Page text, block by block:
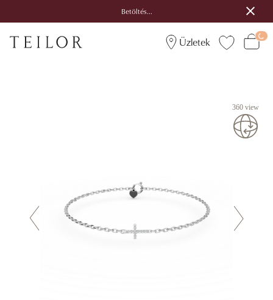
Betöltés...
Üzletek
360 view